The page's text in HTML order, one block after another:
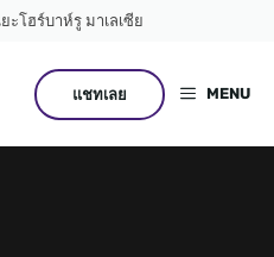
โฮร์บาห์รู มาเลเซีย
MENU
แชทเลย